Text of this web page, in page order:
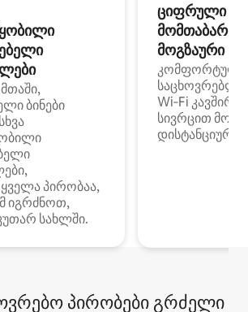
ბინები
პირობაა,
იგრძნოთ,
სახლში.
ციფრული
მოგზაური
კომფორტული
Wi‑Fi
სივრცით
დისტანციური
პირობები გრძელი